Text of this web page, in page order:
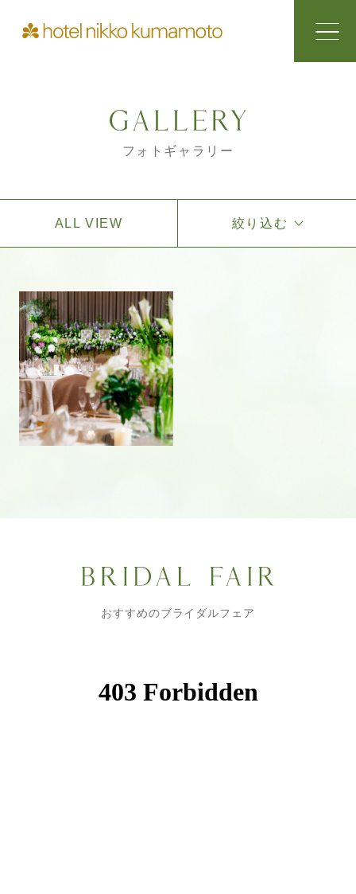
フォトギャラリー
ALL VIEW 絞り込む
おすすめのブライダルフェア